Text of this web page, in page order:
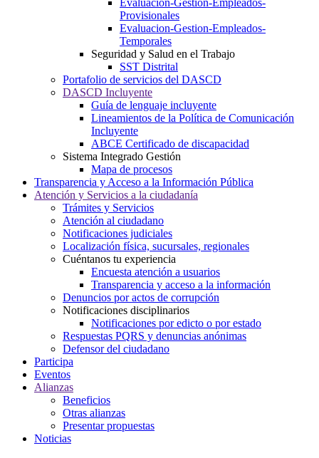
Evaluacion-Gestion-Empleados-
Provisionales
Evaluacion-Gestion-Empleados-
Temporales
Seguridad y Salud en el Trabajo
SST Distrital
Portafolio de servicios del DASCD
DASCD Incluyente
Guía de lenguaje incluyente
Lineamientos de la Política de Comunicación
Incluyente
ABCE Certificado de discapacidad
Sistema Integrado Gestión
Mapa de procesos
Transparencia y Acceso a la Información Pública
Atención y Servicios a la ciudadanía
Trámites y Servicios
Atención al ciudadano
Notificaciones judiciales
Localización física, sucursales, regionales
Cuéntanos tu experiencia
Encuesta atención a usuarios
Transparencia y acceso a la información
Denuncios por actos de corrupción
Notificaciones disciplinarios
Notificaciones por edicto o por estado
Respuestas PQRS y denuncias anónimas
Defensor del ciudadano
Participa
Eventos
Alianzas
Beneficios
Otras alianzas
Presentar propuestas
Noticias